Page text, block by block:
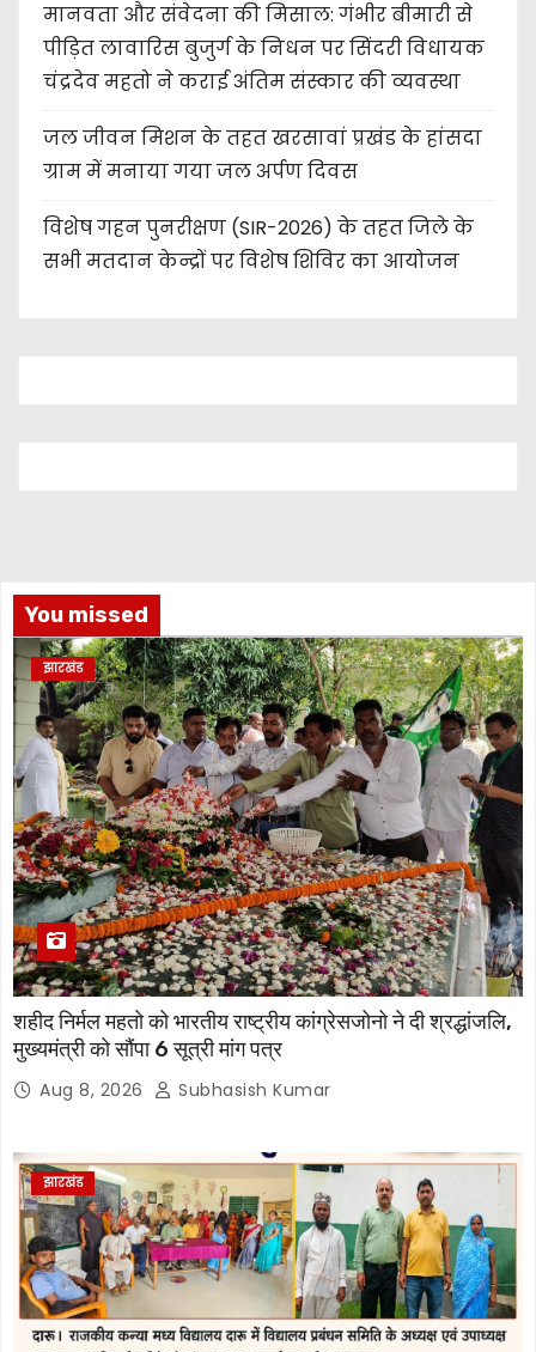
मानवता और संवेदना की मिसाल: गंभीर बीमारी से
पीड़ित लावारिस बुजुर्ग के निधन पर सिंदरी विधायक
चंद्रदेव महतो ने कराई अंतिम संस्कार की व्यवस्था
जल जीवन मिशन के तहत खरसावां प्रखंड के हांसदा
ग्राम में मनाया गया जल अर्पण दिवस
विशेष गहन पुनरीक्षण (SIR-2026) के तहत जिले के
सभी मतदान केन्द्रों पर विशेष शिविर का आयोजन
You missed
झारखंड
शहीद निर्मल महतो को भारतीय राष्ट्रीय कांग्रेसजोनो ने दी श्रद्धांजलि,
मुख्यमंत्री को सौंपा 6 सूत्री मांग पत्र
Aug 8, 2026 Subhasish Kumar
झारखंड